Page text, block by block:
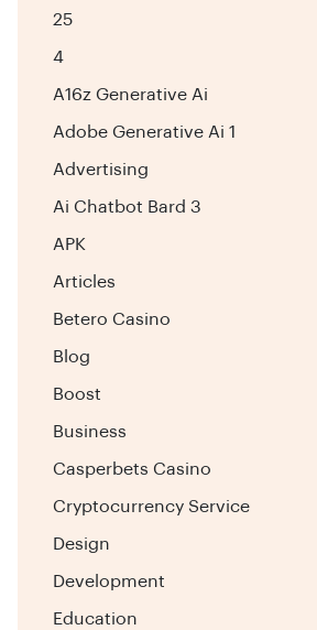
25
4
A16z Generative Ai
Adobe Generative Ai 1
Advertising
Ai Chatbot Bard 3
APK
Articles
Betero Casino
Blog
Boost
Business
Casperbets Casino
Cryptocurrency Service
Design
Development
Education